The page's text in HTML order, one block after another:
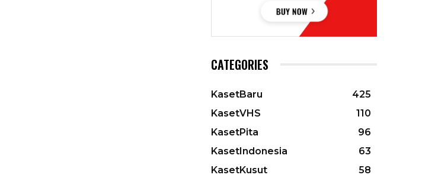
CATEGORIES
KasetBaru
425
KasetVHS
110
KasetPita
96
KasetIndonesia
63
KasetKusut
58